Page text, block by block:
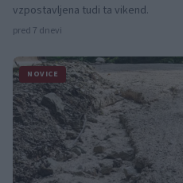
vzpostavljena tudi ta vikend.
pred 7 dnevi
NOVICE